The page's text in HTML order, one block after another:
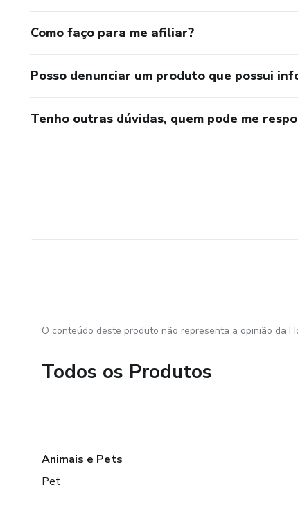
Como faço para me afiliar?
Posso denunciar um produto que possui
Tenho outras dúvidas, quem pode me
O conteúdo deste produto não representa a opinião da
Todos os Produtos
Animais e Pets
Pet